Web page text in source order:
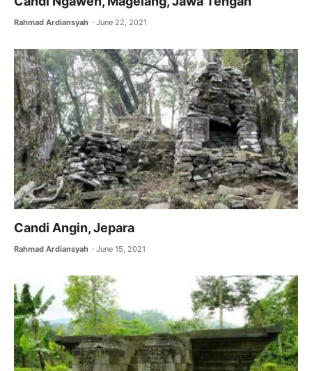
Rahmad Ardiansyah June 22, 2021
Candi Angin, Jepara
Rahmad Ardiansyah June 15, 2021